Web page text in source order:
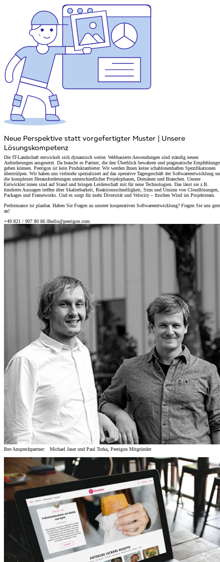
Neue Perspektive statt vorgefertigter Muster | Unsere
Lösungskompetenz
Die IT-Landschaft entwickelt sich dynamisch weiter. Webbasierte Anwendungen sind ständig neuen
Anforderungen ausgesetzt. Da braucht es Partner, die den Überblick bewahren und pragmatische
geben können. Peerigon ist kein Produktanbieter. Wir werden Ihnen keine schablonenhaften Spezifikationen
überstülpen. Wir haben uns vielmehr spezialisiert auf das operative Tagesgeschäft der Softwareentwicklung
die komplexen Herausforderungen unterschiedlicher Projektphasen, Domänen und Branchen. Unsere
Entwickler:innen sind auf Stand und bringen Leidenschaft mit für neue Technologien. Das lässt sie z.B.
fundierte Aussagen treffen über Skalierbarkeit, Reaktionsschnelligkeit, Sinn und Unsinn von Cloudlösungen,
Packages und Frameworks. Und es sorgt für mehr Diversität und Velocity – frischen Wind im Projektteam.
Performance ist planbar. Haben Sie Fragen zu unserer kooperativen Softwareentwicklung? Fragen Sie uns
an!
+49 821 / 907 80 86 0hello@peerigon.com
Ihre Ansprechpartner: Michael Jaser und Paul Torka, Peerigon Mitgründer